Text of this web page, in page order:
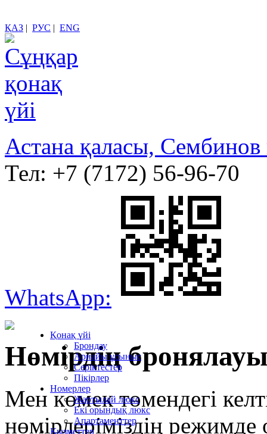
ҚАЗ | РУС | ENG
Астана қаласы, Сембинов
Тел: +7 (7172) 56-96-70
WhatsApp:
Қонақ үйі
Брондау
Арнайы ұсыныс
Серіктестер
Пiкiрлер
Номерлер
Жартылай люкс
Екі орындық люкс
Апартаменттер
Қызметтер
Нөмірдің
Мен көмек төмендегі
нөмірлеріміздің